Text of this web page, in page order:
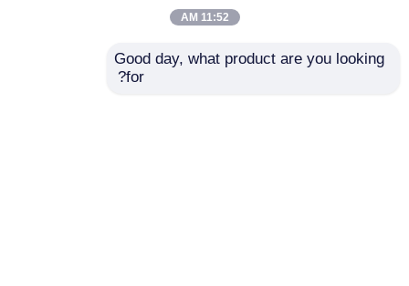
والتطبيقات الصناعية
11:52 AM
Good day, what product are you looking
for?